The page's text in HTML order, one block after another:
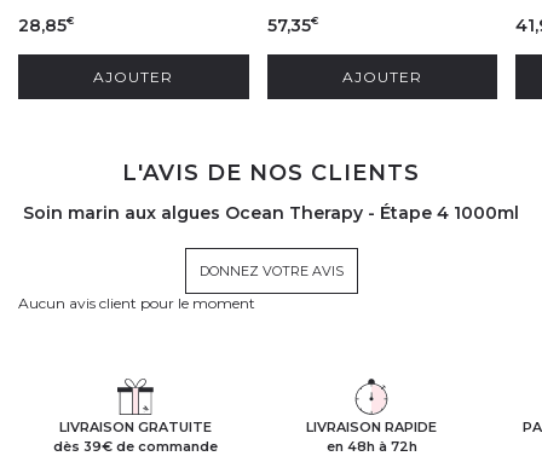
28,85€
AJOUTER
57,35€
AJOUTER
L'AVIS DE NOS CLIENTS
Soin marin aux algues Ocean Therapy - Étape 4 1000ml
DONNEZ VOTRE AVIS
Aucun avis client pour le moment
LIVRAISON GRATUITE
dès 39€ de commande
LIVRAISON RAPIDE
en 48h à 72h